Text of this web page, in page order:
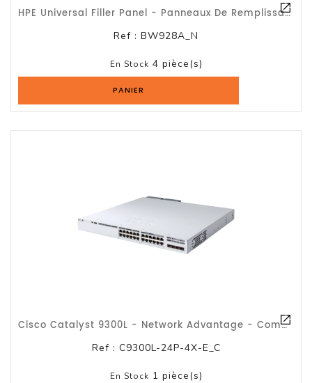
HPE Universal Filler Panel - Panneaux De Remplissage Pour Rack - Carbonite - 1U
Ref : BW928A_N
En Stock 4 pièce(s)
PANIER
Cisco Catalyst 9300L - Network Advantage - Commutateur - C3 Géré
Ref : C9300L-24P-4X-E_C
En Stock 1 pièce(s)